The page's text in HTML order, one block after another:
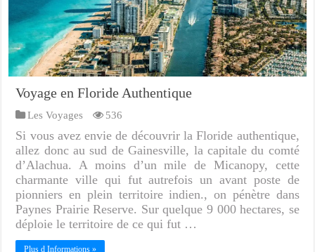
Voyage en Floride Authentique
Les Voyages 536
Si vous avez envie de découvrir la Floride authentique,
allez donc au sud de Gainesville, la capitale du comté
d’Alachua. A moins d’un mile de Micanopy, cette
charmante ville qui fut autrefois un avant poste de
pionniers en plein territoire indien., on pénètre dans
Paynes Prairie Reserve. Sur quelque 9 000 hectares, se
déploie le territoire de ce qui fut …
Plus d Informations »